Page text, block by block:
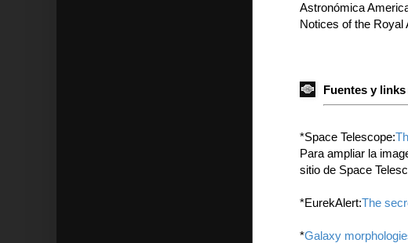
Astronómica
Notices of the Royal
Fuentes y
*Space Telescope:
Para ampliar la
sitio de Space
*EurekAlert:The
*Galaxy